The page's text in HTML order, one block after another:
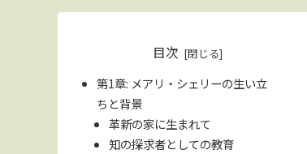
目次
第1章: メアリ・シェリーの生い立
ちと背景
革新の家に生まれて
知の探求者としての教育